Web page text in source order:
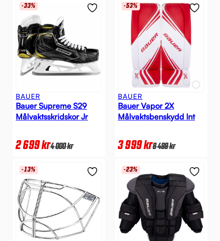
-33%
BAUER
Bauer Supreme S29
Målvaktsskridskor Jr
2 699kr4 000kr
-53%
BAUER
Bauer Vapor 2X
Målvaktsbenskydd Int
3 999kr8 499kr
-13% -23%